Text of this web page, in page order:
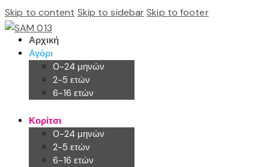
Skip to content Skip to sidebar Skip to footer
Αρχική
Αγόρι
0-24 μηνών
2-5 ετών
6-16 ετών
Κορίτσι
0-24 μηνών
2-5 ετών
6-16 ετών